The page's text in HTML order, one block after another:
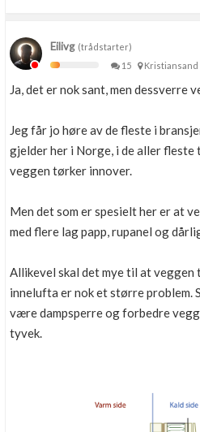
Eilivg(trådstarter)
15
Kristiansand
Ja, det er nok sant, men dessverre
Jeg får jo høre av de fleste i
gjelder her i Norge, i de aller
veggen tørker innover.
Men det som er spesielt her er at
med flere lag papp, rupanel og
Allikevel skal det mye til at veggen
innelufta er nok et større problem.
være dampsperre og forbedre
tyvek.